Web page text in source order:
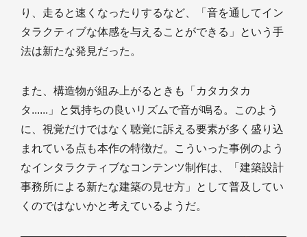
り、走ると速くなったりするなど、「音を通してイン
タラクティブな体感を与えることができる」という手
法は新たな発見だった。
また、構造物が組み上がるときも「カタカタカ
タ......」と気持ちの良いリズムで音が鳴る。このよう
に、視覚だけではなく聴覚に訴える要素が多く盛り込
まれている点も本作の特徴だ。こういった事例のよう
なインタラクティブなコンテンツ制作は、「建築設計
事務所による新たな建築の見せ方」として普及してい
くのではないかと考えているようだ。